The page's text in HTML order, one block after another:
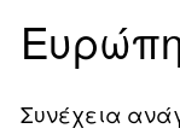
Συνέχεια